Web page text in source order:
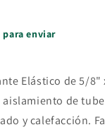
enviar
Elástico de 5/8"
de
y calefacción.